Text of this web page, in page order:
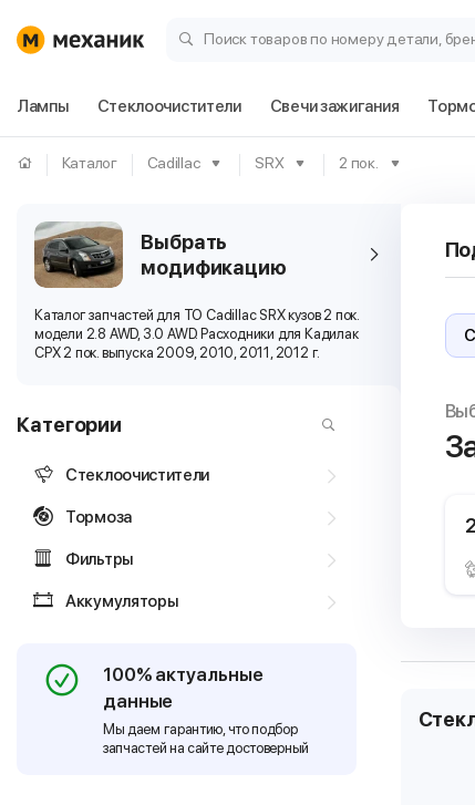
Поиск товаров по номеру детали,
Лампы Стеклоочистители Свечи зажигания
Каталог Cadillac SRX 2 пок.
Выбрать
модификацию
Каталог запчастей для ТО Cadillac SRX кузов 2 пок.
модели 2.8 AWD, 3.0 AWD. Расходники для Кадилак
СРХ 2 пок. выпуска 2009, 2010, 2011, 2012 г.
Категории
Стеклоочистители
Тормоза
Фильтры
Аккумуляторы
100% актуальные
данные
Мы даем гарантию, что подбор
запчастей на сайте достоверный